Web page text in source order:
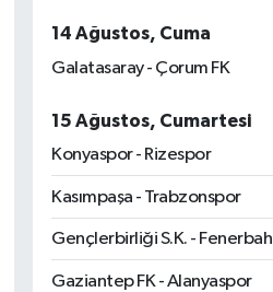
14 Ağustos, Cuma
Galatasaray - Çorum FK
15 Ağustos, Cumartesi
Konyaspor - Rizespor
Kasımpaşa - Trabzonspor
Gençlerbirliği S.K. -
Gaziantep FK - Alanyaspor